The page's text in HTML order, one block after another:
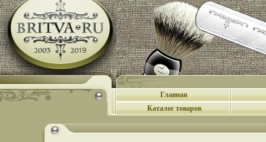
Главная
Каталог товаров